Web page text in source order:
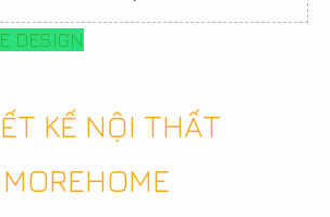
DESIGN
KẾ NỘI THẤT
MOREHOME